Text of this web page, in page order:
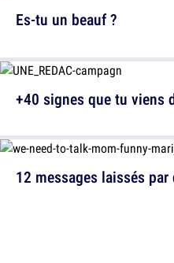
12 messages laissés
Es-tu un beauf ?
+40 signes que tu viens